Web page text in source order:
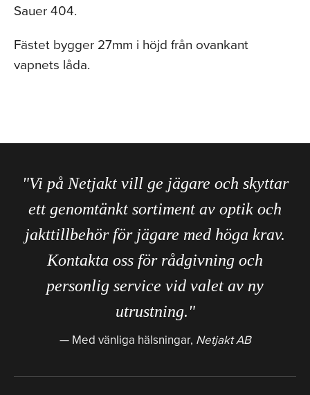
Sauer 404.
Fästet bygger 27mm i höjd från ovankant
vapnets låda.
"Vi på Netjakt vill ge jägare och skyttar
ett genomtänkt sortiment av optik och
jakttillbehör för jägare med höga krav.
Kontakta oss för rådgivning och
personlig service vid valet av ny
utrustning."
Med vänliga hälsningar, Netjakt AB